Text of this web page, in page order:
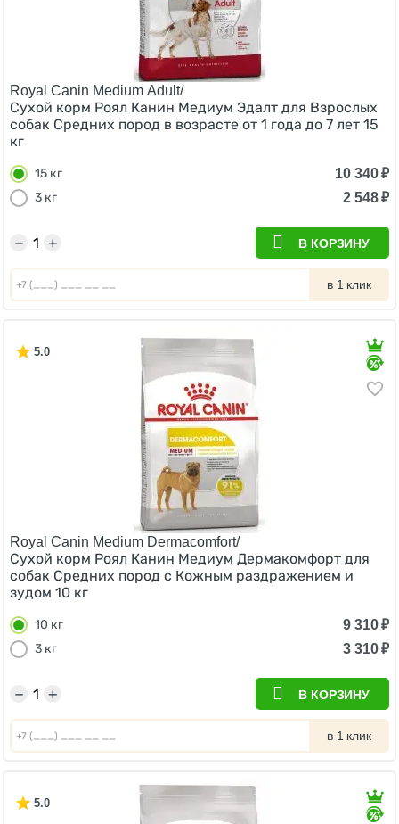
Royal Canin Medium Adult/
Сухой корм Роял Канин Медиум Эдалт для Взрослых
собак Средних пород в возрасте от 1 года до 7 лет 15
кг
15 кг 10 340₽
3 кг
2 548₽
+
− В КОРЗИНУ
в 1 клик
5.0
Royal Canin Medium Dermacomfort/
Сухой корм Роял Канин Медиум Дермакомфорт для
собак Средних пород с Кожным раздражением и
зудом 10 кг
10 кг 9 310₽
3 кг
3 310₽
+
− В КОРЗИНУ
в 1 клик
5.0